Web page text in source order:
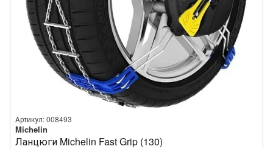
Артикул: 008493
Michelin
Ланцюги Michelin Fast Grip (130)